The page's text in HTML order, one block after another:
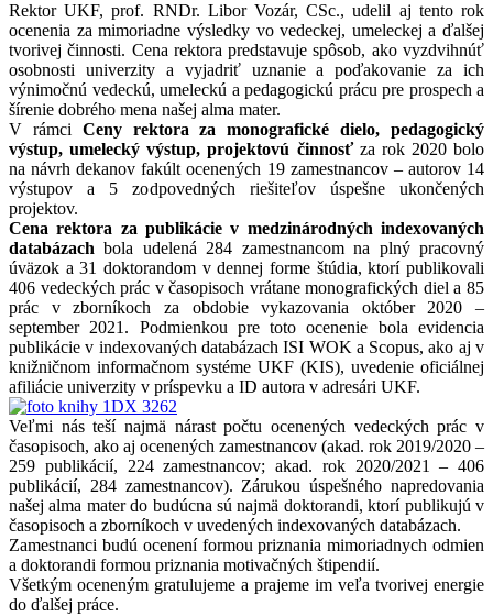
Rektor UKF, prof. RNDr. Libor Vozár, CSc., udelil aj tento rok
ocenenia za mimoriadne výsledky vo vedeckej, umeleckej a ďalšej
tvorivej činnosti. Cena rektora predstavuje spôsob, ako vyzdvihnúť
osobnosti univerzity a vyjadriť uznanie a poďakovanie za ich
výnimočnú vedeckú, umeleckú a pedagogickú prácu pre prospech a
šírenie dobrého mena našej alma mater.
V rámci Ceny rektora za monografické dielo, pedagogický
výstup, umelecký výstup, projektovú činnosťza rok 2020 bolo
na návrh dekanov fakúlt ocenených 19 zamestnancov – autorov 14
výstupov a 5 zodpovedných riešiteľov úspešne ukončených
projektov.
Cena rektora za publikácie v medzinárodných indexovaných
databázach bola udelená 284 zamestnancom na plný pracovný
úväzok a 31 doktorandom v dennej forme štúdia, ktorí publikovali
406 vedeckých prác v časopisoch vrátane monografických diel a 85
prác v zborníkoch za obdobie vykazovania október 2020 –
september 2021. Podmienkou pre toto ocenenie bola evidencia
publikácie v indexovaných databázach ISI WOK a Scopus, ako aj v
knižničnom informačnom systéme UKF (KIS), uvedenie oficiálnej
afiliácie univerzity v príspevku a ID autora v adresári UKF.
Veľmi nás teší najmä nárast počtu ocenených vedeckých prác v
časopisoch, ako aj ocenených zamestnancov (akad. rok 2019/2020 –
259 publikácií, 224 zamestnancov; akad. rok 2020/2021 – 406
publikácií, 284 zamestnancov). Zárukou úspešného napredovania
našej alma mater do budúcna sú najmä doktorandi, ktorí publikujú v
časopisoch a zborníkoch v uvedených indexovaných databázach.
Zamestnanci budú ocenení formou priznania mimoriadnych odmien
a doktorandi formou priznania motivačných štipendií.
Všetkým oceneným gratulujeme a prajeme im veľa tvorivej energie
do ďalšej práce.